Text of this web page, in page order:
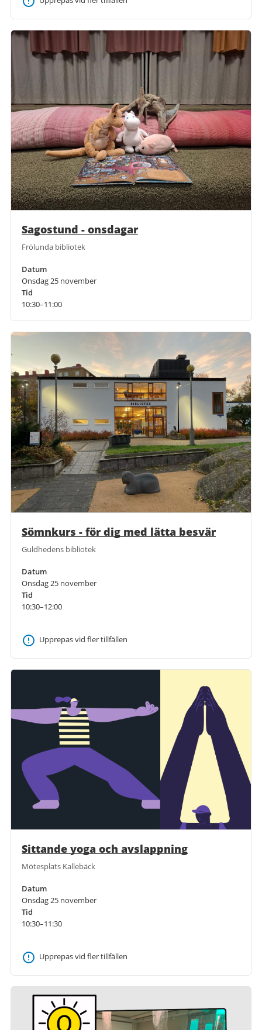
Sagostund - onsdagar
Frölunda bibliotek
Datum
Onsdag 25 november
Tid
10:30–11:00
Sömnkurs - för dig med lätta besvär
Guldhedens bibliotek
Datum
Onsdag 25 november
Tid
10:30–12:00
Upprepas vid fler tillfällen
Sittande yoga och avslappning
Mötesplats Kallebäck
Datum
Onsdag 25 november
Tid
10:30–11:30
Upprepas vid fler tillfällen